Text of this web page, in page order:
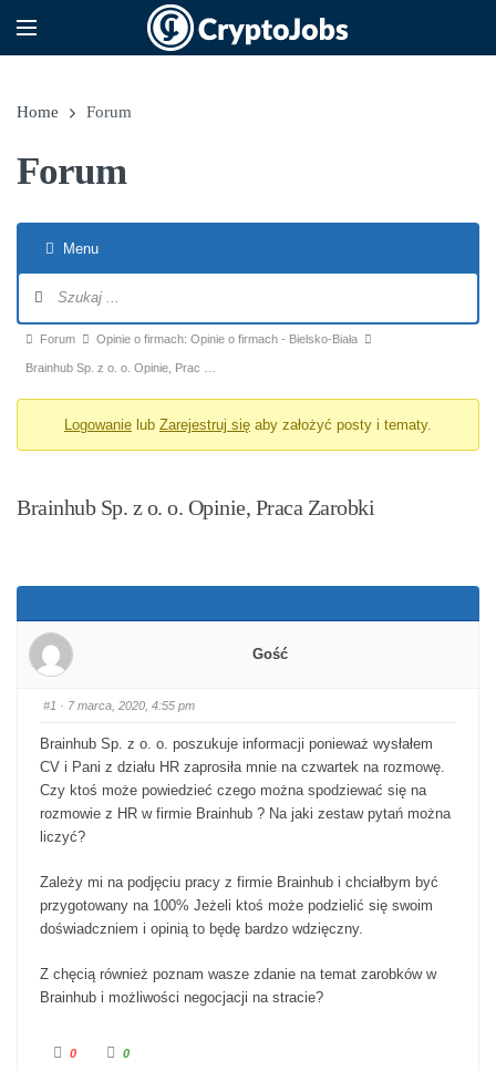
Home Forum
Forum
Menu
Ścieżka forum - jesteś tutaj:
Forum Opinie o firmach: Opinie o firmach - Bielsko-Biała
Brainhub Sp. z o. o. Opinie, Prac …
Logowanie lub Zarejestruj się aby założyć posty i tematy.
Brainhub Sp. z o. o. Opinie, Praca Zarobki
Gość
#1 · 7 marca, 2020, 4:55 pm
Brainhub Sp. z o. o. poszukuje informacji ponieważ wysłałem
CV i Pani z działu HR zaprosiła mnie na czwartek na rozmowę.
Czy ktoś może powiedzieć czego można spodziewać się na
rozmowie z HR w firmie Brainhub ? Na jaki zestaw pytań można
liczyć?
Zależy mi na podjęciu pracy z firmie Brainhub i chciałbym być
przygotowany na 100% Jeżeli ktoś może podzielić się swoim
doświadczniem i opinią to będę bardzo wdzięczny.
Z chęcią również poznam wasze zdanie na temat zarobków w
Brainhub i możliwości negocjacji na stracie?
Kliknij dla kciuka w dół.
0 Kliknij dla kciuka w górę.
0